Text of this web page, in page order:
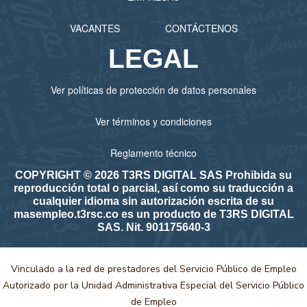
VACANTES CONTÁCTENOS
LEGAL
Ver políticas de protección de datos personales
Ver términos y condiciones
Reglamento técnico
COPYRIGHT © 2026 T3RS DIGITAL SAS Prohibida su
reproducción total o parcial, así como su traducción a
cualquier idioma sin autorización escrita de su
masempleo.t3rsc.co es un producto de T3RS DIGITAL
SAS. Nit. 901175640-3
Vinculado a la red de prestadores del Servicio Público de Empleo
Autorizado por la Unidad Administrativa Especial del Servicio Público
de Empleo